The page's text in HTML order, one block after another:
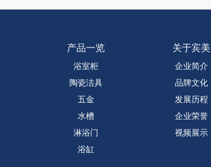
产品一览
浴室柜
陶瓷洁具
五金
水槽
淋浴门
浴缸
关于宾美
企业简介
品牌文化
发展历程
企业荣誉
视频展示